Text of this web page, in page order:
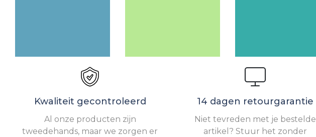
Kwaliteit gecontroleerd
Al onze producten zijn
tweedehands, maar we zorgen er
14 dagen retourgarantie
Niet tevreden met je bestelde
artikel? Stuur het zonder